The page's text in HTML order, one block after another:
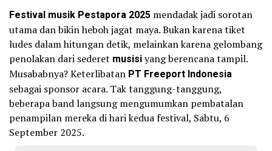
Festival musik Pestapora 2025 mendadak jadi sorotan
utama dan bikin heboh jagat maya. Bukan karena tiket
ludes dalam hitungan detik, melainkan karena gelombang
penolakan dari sederet musisiyang berencana tampil.
Musababnya? Keterlibatan PT Freeport Indonesia
sebagai sponsor acara. Tak tanggung-tanggung,
beberapa band langsung mengumumkan pembatalan
penampilan mereka di hari kedua festival, Sabtu, 6
September 2025.